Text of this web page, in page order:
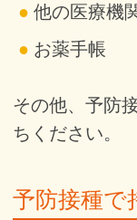
他の医療機
お薬手帳
その他、予防
ちください。
予防接種で